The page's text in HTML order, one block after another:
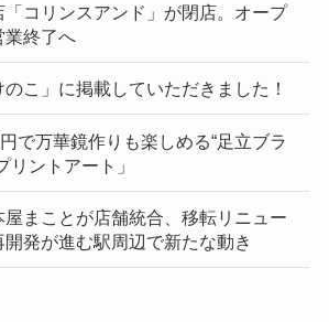
コリンスアンド」が閉店。オープ
業終了へ
こ」に掲載していただきました！
で万華鏡作りも楽しめる“足立ブラ
リントアート」
屋まことが店舗統合、移転リニュー
発が進む駅周辺で新たな動き